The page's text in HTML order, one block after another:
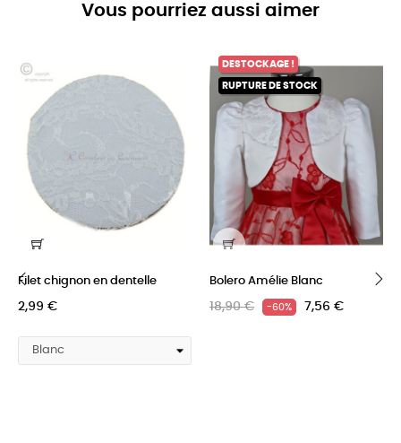
Vous pourriez aussi aimer
Filet chignon en dentelle
2,99 €
DESTOCKAGE !
RUPTURE DE STOCK
Bolero Amélie Blanc
18,90 € -60% 7,56 €